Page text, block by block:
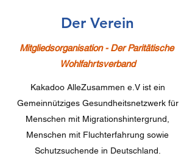
Der Verein
Mitgliedsorganisation - Der Paritätische
Wohlfahrtsverband
Kakadoo AlleZusammen e.V ist ein
Gemeinnütziges Gesundheitsnetzwerk für
Menschen mit Migrationshintergrund,
Menschen mit Fluchterfahrung sowie
Schutzsuchende in Deutschland.